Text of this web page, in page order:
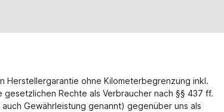
Herstellergarantie ohne Kilometerbegrenzung inkl.
gesetzlichen Rechte als Verbraucher nach §§ 437 ff.
Gewährleistung genannt) gegenüber uns als